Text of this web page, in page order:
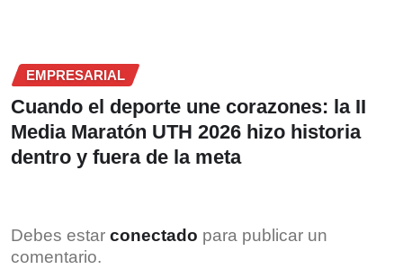
EMPRESARIAL
Cuando el deporte une corazones: la II
Media Maratón UTH 2026 hizo historia
dentro y fuera de la meta
Debes estar conectado para publicar un
comentario.